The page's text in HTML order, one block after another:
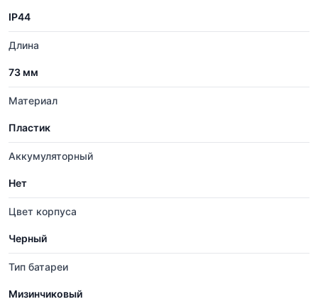
IP44
Длина
73 мм
Материал
Пластик
Аккумуляторный
Нет
Цвет корпуса
Черный
Тип батареи
Мизинчиковый